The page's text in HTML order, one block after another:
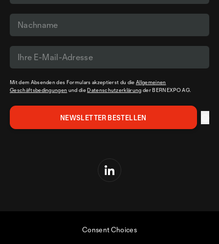
Mit dem Absenden des Formulars akzeptierst du dieAllgemeinen
Geschäftsbedingungen und die Datenschutzerklärung der BERNEXPO AG.
Consent Choices